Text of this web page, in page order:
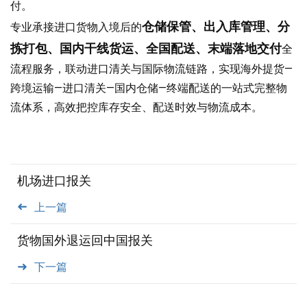
付。
专业承接进口货物入境后的仓储保管、出入库管理、分
拣打包、国内干线货运、全国配送、末端落地交付全
流程服务，联动进口清关与国际物流链路，实现海外提货—
跨境运输—进口清关—国内仓储—终端配送的一站式完整物
流体系，高效把控库存安全、配送时效与物流成本。
上一篇
机场进口报关
下一篇
货物国外退运回中国报关